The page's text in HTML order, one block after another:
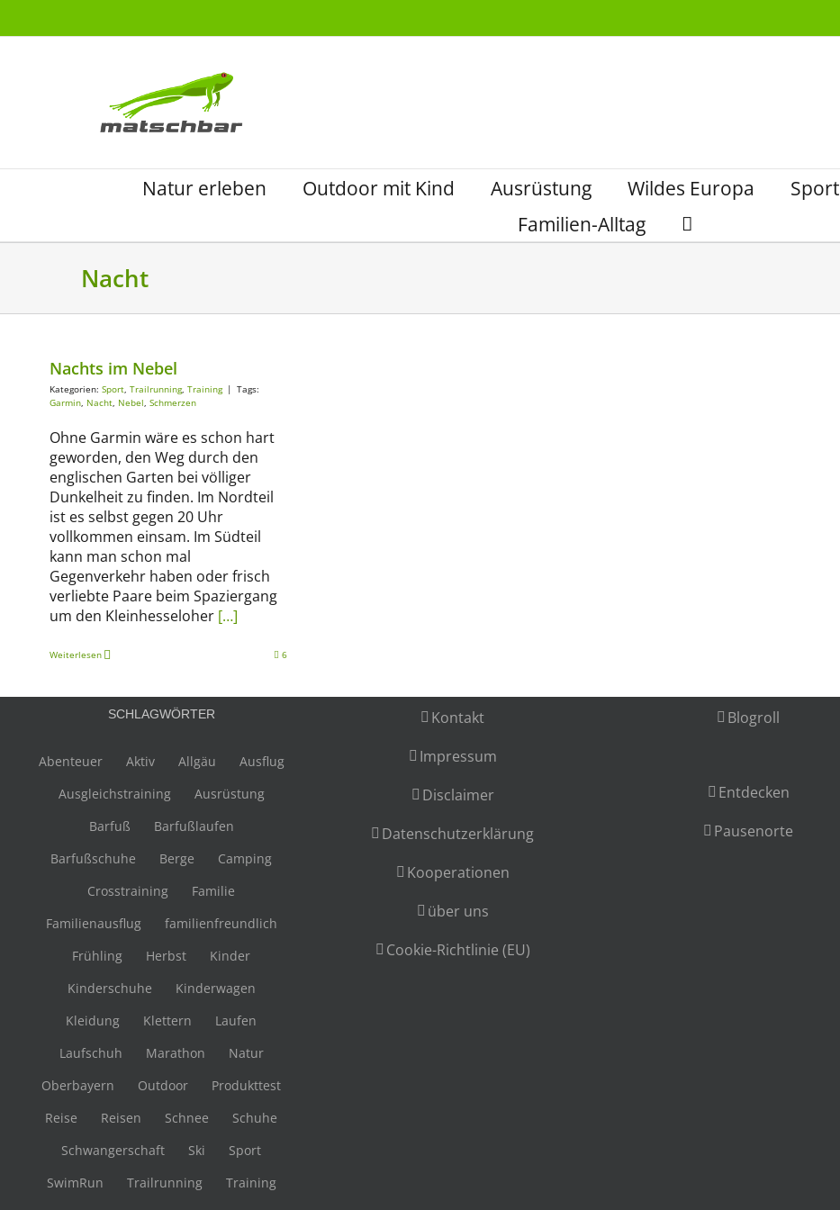
Natur erleben Outdoor mit Kind Ausrüstung Wildes Europa Sport
Familien-Alltag
Nacht
Nachts im Nebel
Kategorien: Sport, Trailrunning, Training | Tags:
Garmin, Nacht, Nebel, Schmerzen
Ohne Garmin wäre es schon hart
geworden, den Weg durch den
englischen Garten bei völliger
Dunkelheit zu finden. Im Nordteil
ist es selbst gegen 20 Uhr
vollkommen einsam. Im Südteil
kann man schon mal
Gegenverkehr haben oder frisch
verliebte Paare beim Spaziergang
um den Kleinhesseloher […]
Weiterlesen 6
SCHLAGWÖRTER
Abenteuer Aktiv Allgäu
Ausflug
Ausgleichstraining
Ausrüstung
Barfuß
Barfußlaufen
Barfußschuhe
Berge
Camping
Crosstraining
Familie
Familienausflug
familienfreundlich
Frühling
Herbst
Kinder
Kinderschuhe
Kinderwagen
Kleidung
Klettern
Laufen
Laufschuh
Marathon
Natur
Oberbayern
Outdoor
Produkttest
Reise
Reisen Schnee
Schuhe
Schwangerschaft
Ski
Sport
SwimRun
Trailrunning
Training
Kontakt
Impressum
Disclaimer
Datenschutzerklärung
Kooperationen
über uns
Cookie-Richtlinie (EU)
Blogroll
Entdecken
Pausenorte